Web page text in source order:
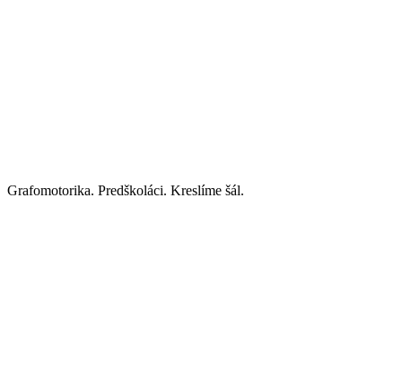
Grafomotorika. Predškoláci. Kreslíme šál.